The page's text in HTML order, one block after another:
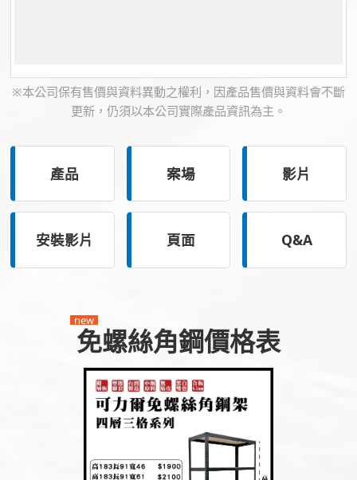
※本公司保有售價與資料異動之權利，因產品售價與資料會不斷
更新，仍須以本公司實際產品資訊為主。
產品 案場 影片
安裝影片 頁面 Q&A
免螺絲角鋼價格表
new